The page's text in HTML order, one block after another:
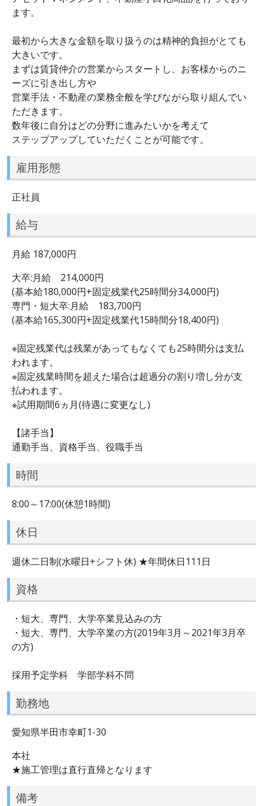
ます。
最初から大きな金額を取り扱うのは精神的負担がとても
大きいです。
まずは賃貸仲介の営業からスタートし、お客様からのニ
ーズに引き出し方や
営業手法・不動産の業務全般を学びながら取り組んでい
ただきます。
数年後に自分はどの分野に進みたいかを考えて
ステップアップしていただくことが可能です。
雇用形態
正社員
給与
月給 187,000円
大卒:月給 214,000円
(基本給180,000円+固定残業代25時間分34,000円)
専門・短大卒:月給 183,700円
(基本給165,300円+固定残業代15時間分18,400円)
※固定残業代は残業があってもなくても25時間分は支払
われます。
※固定残業時間を超えた場合は超過分の割り増し分が支
払われます。
※試用期間6ヵ月(待遇に変更なし)
【諸手当】
通勤手当、資格手当、役職手当
時間
8:00～17:00(休憩1時間)
休日
週休二日制(水曜日+シフト休) ★年間休日111日
資格
・短大、専門、大学卒業見込みの方
・短大、専門、大学卒業の方(2019年3月～2021年3月卒
の方)
採用予定学科 学部学科不問
勤務地
愛知県半田市幸町1-30
本社
★施工管理は直行直帰となります
備考